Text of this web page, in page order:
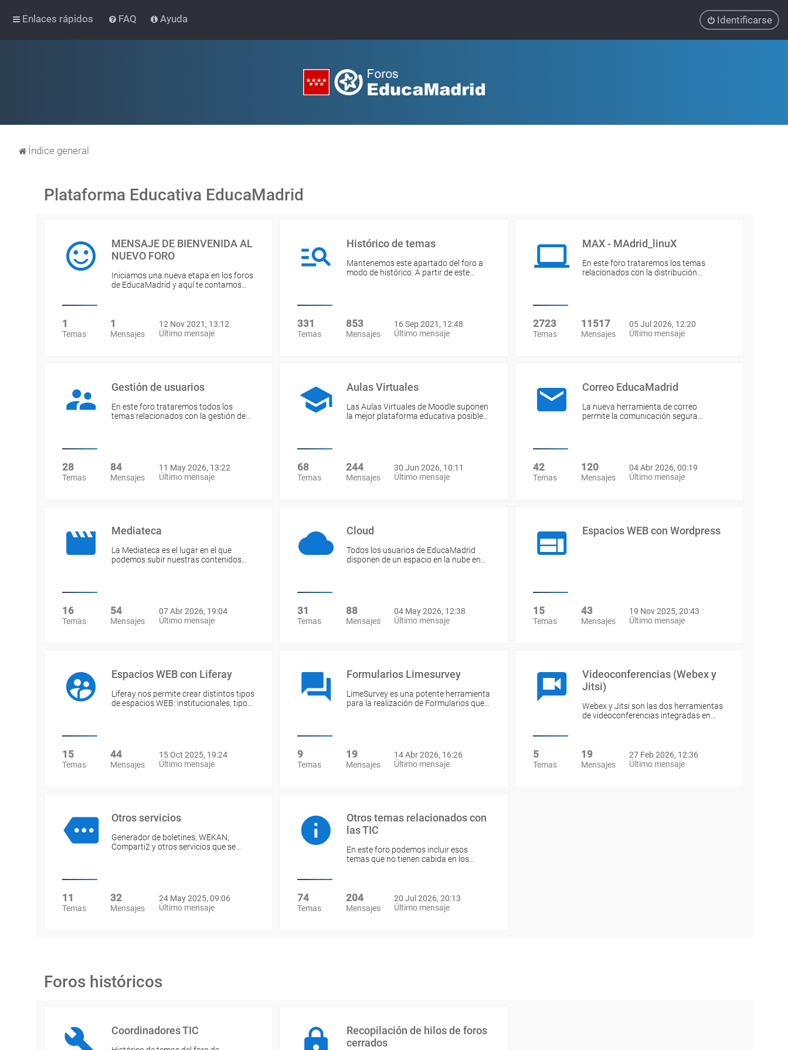
Enlaces rápidos FAQ Ayuda Identificarse
Índice general
Plataforma Educativa EducaMadrid
MENSAJE DE BIENVENIDA AL
NUEVO FORO
Iniciamos una nueva etapa en los foros
de EducaMadrid y aquí te contamos…
1
Temas
1
Mensajes
12 Nov 2021, 13:12
Último mensaje
Histórico de temas
Mantenemos este apartado del foro a
modo de histórico. A partir de este…
331
Temas
853
Mensajes
16 Sep 2021, 12:48
Último mensaje
MAX - MAdrid_linuX
En este foro trataremos los temas
relacionados con la distribución…
2723
Temas
11517
Mensajes
05 Jul 2026, 12:20
Último mensaje
Gestión de usuarios
En este foro trataremos todos los
temas relacionados con la gestión de…
28
Temas
84
Mensajes
11 May 2026, 13:22
Último mensaje
Aulas Virtuales
Las Aulas Virtuales de Moodle suponen
la mejor plataforma educativa posible…
68
Temas
244
Mensajes
30 Jun 2026, 10:11
Último mensaje
Correo EducaMadrid
La nueva herramienta de correo
permite la comunicación segura…
42
Temas
120
Mensajes
04 Abr 2026, 00:19
Último mensaje
Mediateca
La Mediateca es el lugar en el que
podemos subir nuestras contenidos…
16
Temas
54
Mensajes
07 Abr 2026, 19:04
Último mensaje
Cloud
Todos los usuarios de EducaMadrid
disponen de un espacio en la nube en…
31
Temas
88
Mensajes
04 May 2026, 12:38
Último mensaje
Espacios WEB con Wordpress
15
Temas
43
Mensajes
19 Nov 2025, 20:43
Último mensaje
Espacios WEB con Liferay
Liferay nos permite crear distintos tipos
de espacios WEB: institucionales, tipo…
15
Temas
44
Mensajes
15 Oct 2025, 19:24
Último mensaje
Formularios Limesurvey
LimeSurvey es una potente herramienta
para la realización de Formularios que…
9
Temas
19
Mensajes
14 Abr 2026, 16:26
Último mensaje
Videoconferencias (Webex y
Jitsi)
Webex y Jitsi son las dos herramientas
de videoconferencias integradas en…
5
Temas
19
Mensajes
27 Feb 2026, 12:36
Último mensaje
Otros servicios
Generador de boletines, WEKAN,
Comparti2 y otros servicios que se…
11
Temas
32
Mensajes
24 May 2025, 09:06
Último mensaje
Otros temas relacionados con
las TIC
En este foro podemos incluir esos
temas que no tienen cabida en los…
74
Temas
204
Mensajes
20 Jul 2026, 20:13
Último mensaje
Foros históricos
Coordinadores TIC
Recopilación de hilos de foros
cerrados